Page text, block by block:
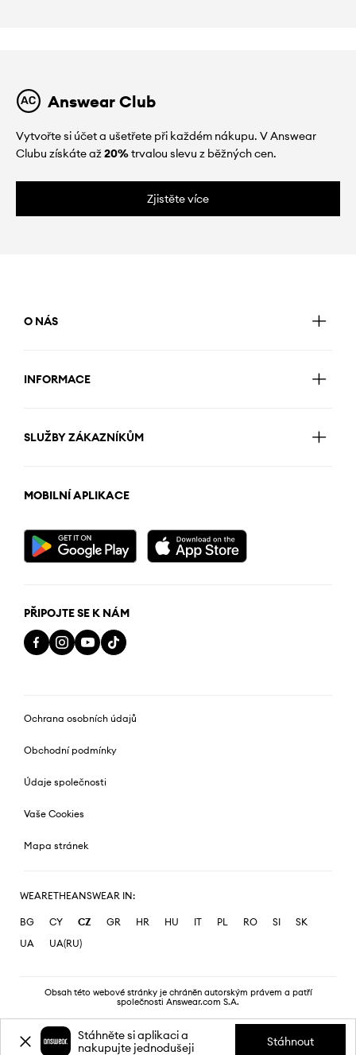
Answear Club
Vytvořte si účet a ušetřete při každém nákupu. V Answear
Clubu získáte až20%trvalou slevu z běžných cen.
Zjistěte více
O NÁS
INFORMACE
SLUŽBY ZÁKAZNÍKŮM
MOBILNÍ APLIKACE
PŘIPOJTE SE K NÁM
Ochrana osobních údajů
Obchodní podmínky
Údaje společnosti
Vaše Cookies
Mapa stránek
WEARETHEANSWEAR IN:
BG CY CZ GR HR HU IT PL RO SI
SK
UA
UA(RU)
Obsah této webové stránky je chráněn autorským právem a patří
společnosti Answear.com S.A.
Stáhněte si aplikaci a
nakupujte jednodušeji
Stáhnout